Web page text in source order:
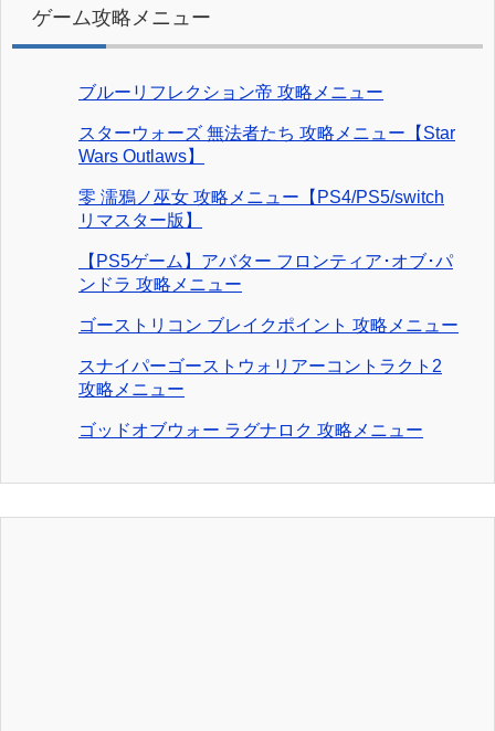
ゲーム攻略メニュー
ブルーリフレクション帝 攻略メニュー
スターウォーズ 無法者たち 攻略メニュー【Star
Wars Outlaws】
零 濡鴉ノ巫女 攻略メニュー【PS4/PS5/switch
リマスター版】
【PS5ゲーム】アバター フロンティア･オブ･パ
ンドラ 攻略メニュー
ゴーストリコン ブレイクポイント 攻略メニュー
スナイパーゴーストウォリアーコントラクト2
攻略メニュー
ゴッドオブウォー ラグナロク 攻略メニュー